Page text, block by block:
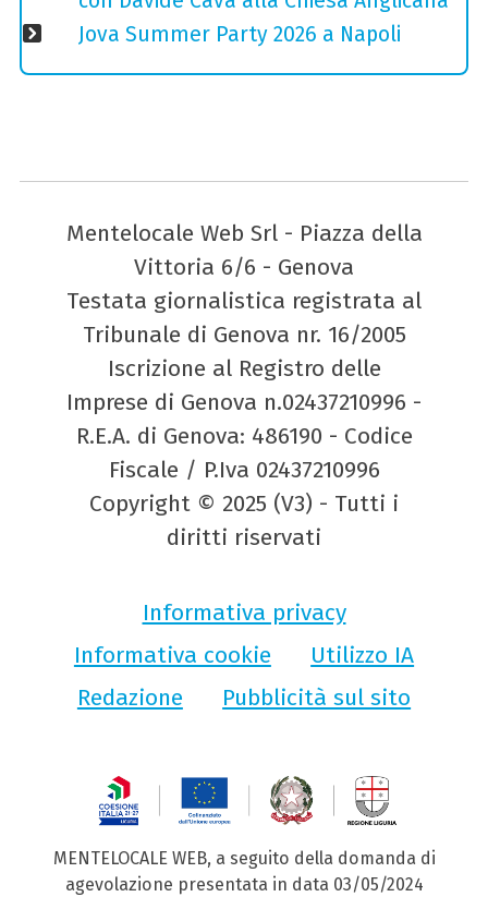
Jova Summer Party 2026 a Napoli
Mentelocale Web Srl - Piazza della
Vittoria 6/6 - Genova
Testata giornalistica registrata al
Tribunale di Genova nr. 16/2005
Iscrizione al Registro delle
Imprese di Genova n.02437210996 -
R.E.A. di Genova: 486190 - Codice
Fiscale / P.Iva 02437210996
Copyright © 2025 (V3) - Tutti i
diritti riservati
Informativa privacy
Informativa cookie
Utilizzo IA
Redazione
Pubblicità sul sito
MENTELOCALE WEB, a seguito della domanda di
agevolazione presentata in data 03/05/2024